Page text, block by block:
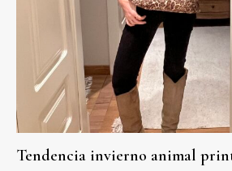
Tendencia invierno animal